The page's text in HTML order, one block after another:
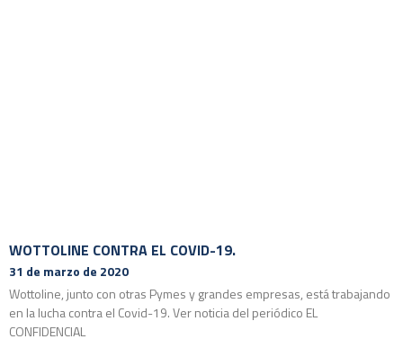
WOTTOLINE CONTRA EL COVID-19.
31 de marzo de 2020
Wottoline, junto con otras Pymes y grandes empresas, está trabajando
en la lucha contra el Covid-19. Ver noticia del periódico EL
CONFIDENCIAL